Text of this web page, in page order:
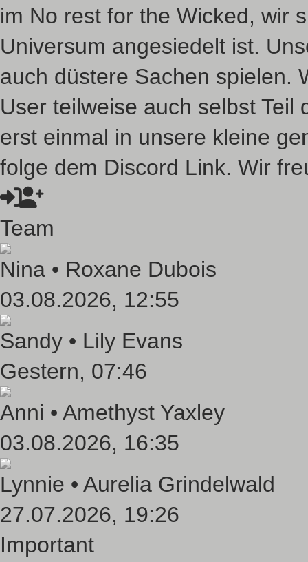
im No rest for the Wicked, wir
Universum angesiedelt ist.
auch düstere Sachen spielen.
User teilweise auch selbst
erst einmal in unsere kleine
folge dem Discord Link. Wir
Team
Nina • Roxane Dubois
03.08.2026, 12:55
Sandy • Lily Evans
Gestern, 07:46
Anni • Amethyst Yaxley
03.08.2026, 16:35
Lynnie • Aurelia Grindelwald
27.07.2026, 19:26
Important